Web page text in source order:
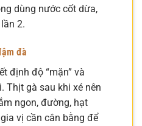
dùng nước cốt dừa,
2.
đà
định độ “mặn” và
Thịt gà sau khi xé nên
ngon, đường, hạt
vị cần cân bằng để